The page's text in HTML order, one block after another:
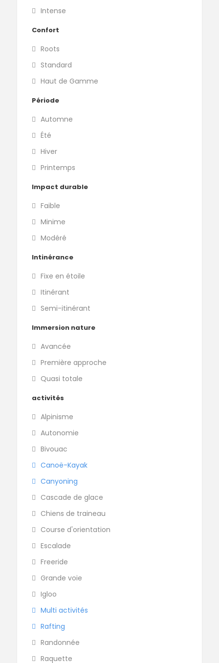
Intense
Confort
Roots
Standard
Haut de Gamme
Période
Automne
Été
Hiver
Printemps
Impact durable
Faible
Minime
Modéré
Intinérance
Fixe en étoile
Itinérant
Semi-itinérant
Immersion nature
Avancée
Première approche
Quasi totale
activités
Alpinisme
Autonomie
Bivouac
Canoë-Kayak
Canyoning
Cascade de glace
Chiens de traineau
Course d'orientation
Escalade
Freeride
Grande voie
Igloo
Multi activités
Rafting
Randonnée
Raquette